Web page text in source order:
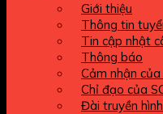
Giới thiệu
Thông tin
Tin cập nhật
Thông báo
Cảm nhận
Chỉ đạo của
Đài truyền